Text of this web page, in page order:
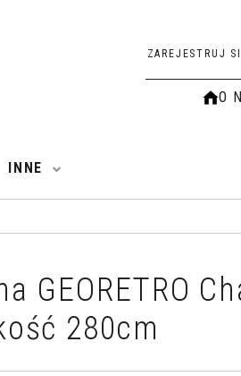
ZAREJESTRUJ
O
INNE
GEORETRO
280cm